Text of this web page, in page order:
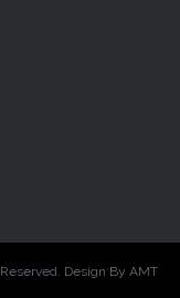
Design By AMT